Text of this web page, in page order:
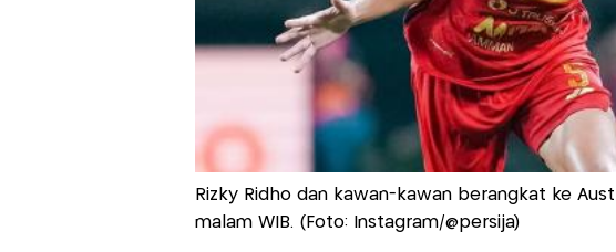
Rizky Ridho dan kawan-kawan berangkat ke
malam WIB. (Foto: Instagram/@persija)